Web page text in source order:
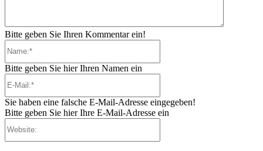
Bitte geben Sie Ihren Kommentar ein!
Bitte geben Sie hier Ihren Namen ein
Sie haben eine falsche E-Mail-Adresse eingegeben!
Bitte geben Sie hier Ihre E-Mail-Adresse ein